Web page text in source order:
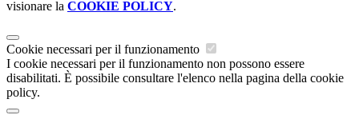
visionare la COOKIE POLICY.
Cookie necessari per il funzionamento
I cookie necessari per il funzionamento non possono essere
disabilitati. È possibile consultare l'elenco nella pagina della cookie
policy.